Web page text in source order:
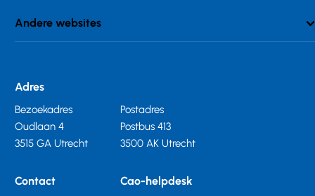
Andere websites
Adres
Bezoekadres
Oudlaan 4
3515 GA Utrecht
Postadres
Postbus 413
3500 AK Utrecht
Contact Cao-helpdesk